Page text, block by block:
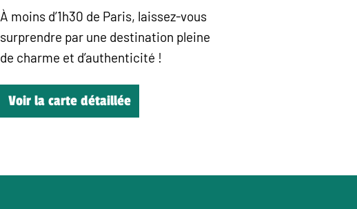
À moins d’1h30 de Paris, laissez-vous
surprendre par une destination pleine
de charme et d’authenticité !
Voir la carte détaillée